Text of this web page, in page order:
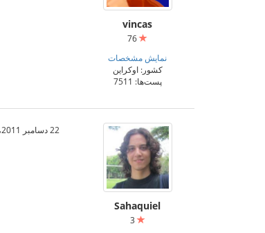
vincas
نمایش مشخصات
کشور: اوکراین
پست‌ها: 7511
Sahaquiel
22 دسامبر 2011،‏ 15:47:25